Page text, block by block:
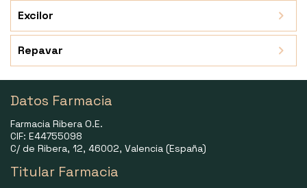
Excilor
Repavar
Datos Farmacia
Farmacia Ribera O.E.
CIF: E44755098
C/ de Ribera, 12, 46002, Valencia (España)
Titular Farmacia